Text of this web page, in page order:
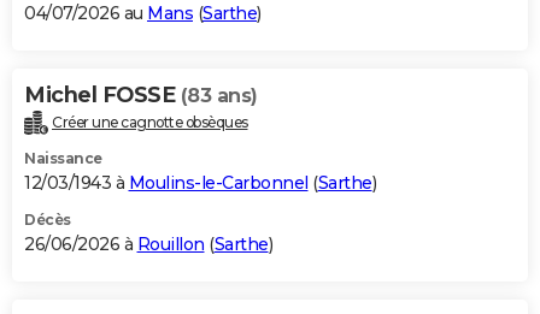
04/07/2026 au Mans (Sarthe)
Michel FOSSE (83 ans)
Créer une cagnotte obsèques
Naissance
12/03/1943 à Moulins-le-Carbonnel (Sarthe)
Décès
26/06/2026 à Rouillon (Sarthe)